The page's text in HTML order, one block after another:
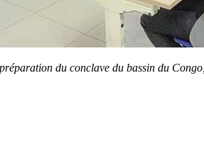
du conclave du bassin du